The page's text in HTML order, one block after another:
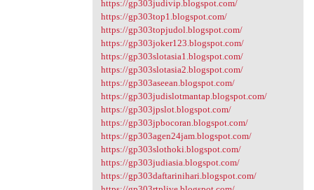
https://gp303judivip.blogspot.com/
https://gp303top1.blogspot.com/
https://gp303topjudol.blogspot.com/
https://gp303joker123.blogspot.com/
https://gp303slotasia1.blogspot.com/
https://gp303slotasia2.blogspot.com/
https://gp303aseean.blogspot.com/
https://gp303judislotmantap.blogspot.com/
https://gp303jpslot.blogspot.com/
https://gp303jpbocoran.blogspot.com/
https://gp303agen24jam.blogspot.com/
https://gp303slothoki.blogspot.com/
https://gp303judiasia.blogspot.com/
https://gp303daftarinihari.blogspot.com/